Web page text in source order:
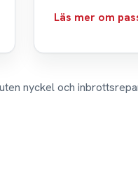
Läs mer om
nyckel och